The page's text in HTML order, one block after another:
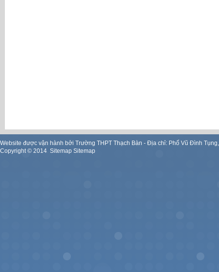
Website được vận hành bởi Trường THPT Thạch Bàn - Địa chỉ: Phố Vũ Đình
Copyright © 2014. Sitemap Sitemap